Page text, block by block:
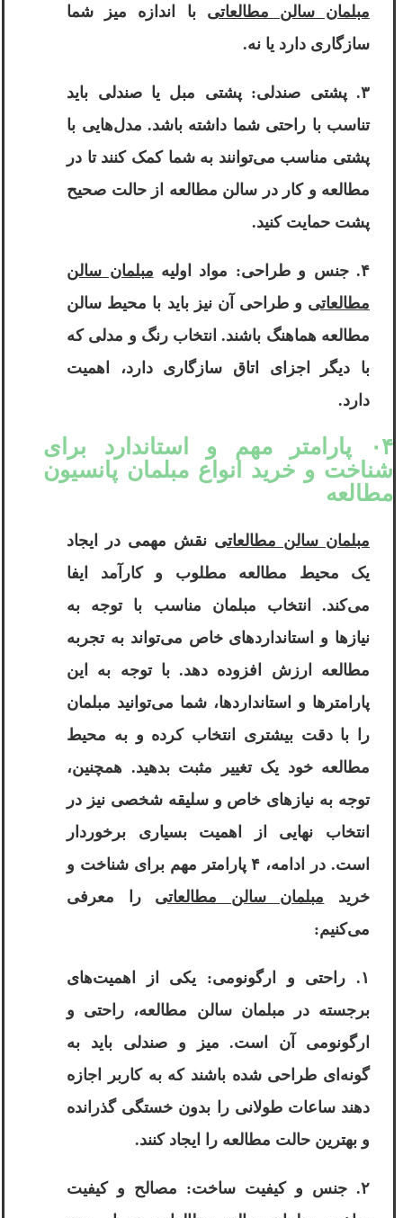
مبلمان سالن مطالعاتی با اندازه میز شما
سازگاری دارد یا نه.
۳. پشتی صندلی: پشتی مبل یا صندلی باید
تناسب با راحتی شما داشته باشد. مدل‌هایی با
پشتی مناسب می‌توانند به شما کمک کنند تا در
مطالعه و کار در سالن مطالعه از حالت صحیح
پشت حمایت کنید.
۴. جنس و طراحی: مواد اولیه
مبلمان سالن
مطالعاتی و طراحی آن نیز باید با محیط سالن
مطالعه هماهنگ باشند. انتخاب رنگ و مدلی که
با دیگر اجزای اتاق سازگاری دارد، اهمیت
دارد.
۰۴ پارامتر مهم و استاندارد برای
شناخت و خرید انواع مبلمان پانسیون
مطالعه
مبلمان سالن مطالعاتی نقش مهمی در ایجاد
یک محیط مطالعه مطلوب و کارآمد ایفا
می‌کند. انتخاب مبلمان مناسب با توجه به
نیازها و استانداردهای خاص می‌تواند به تجربه
مطالعه ارزش افزوده دهد. با توجه به این
پارامترها و استانداردها، شما می‌توانید مبلمان
را با دقت بیشتری انتخاب کرده و به محیط
مطالعه خود یک تغییر مثبت بدهید. همچنین،
توجه به نیازهای خاص و سلیقه شخصی نیز در
انتخاب نهایی از اهمیت بسیاری برخوردار
است. در ادامه، ۴ پارامتر مهم برای شناخت و
خرید مبلمان سالن مطالعاتی را معرفی
می‌کنیم:
۱. راحتی و ارگونومی: یکی از اهمیت‌های
برجسته در مبلمان سالن مطالعه، راحتی و
ارگونومی آن است. میز و صندلی باید به
گونه‌ای طراحی شده باشند که به کاربر اجازه
دهند ساعات طولانی را بدون خستگی گذرانده
و بهترین حالت مطالعه را ایجاد کنند.
۲. جنس و کیفیت ساخت: مصالح و کیفیت